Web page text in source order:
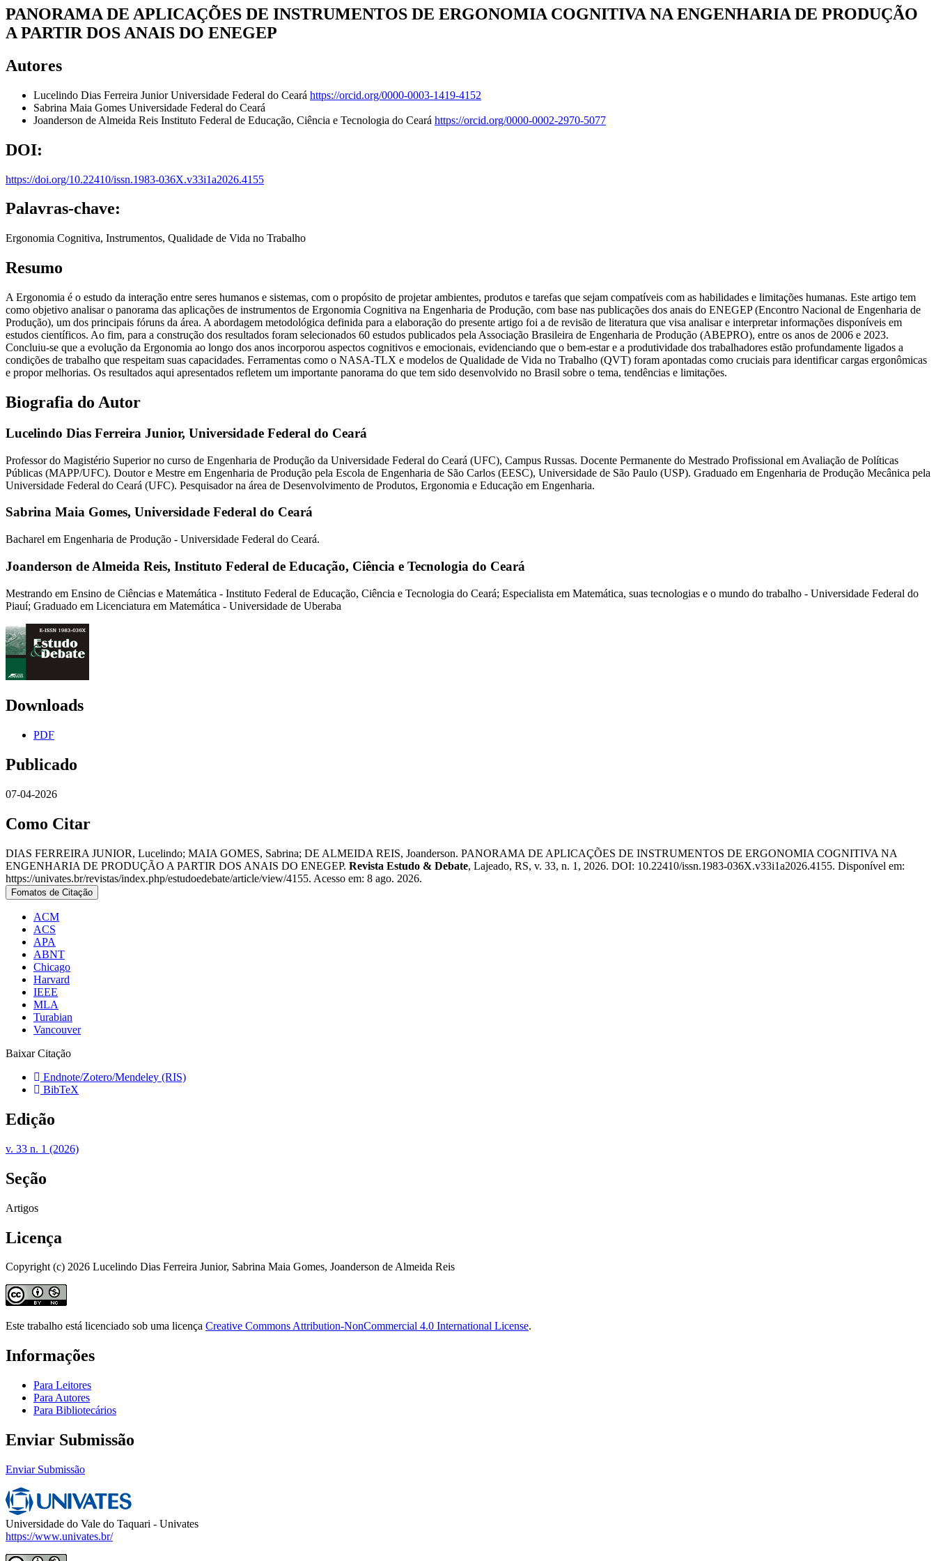
PANORAMA DE APLICAÇÕES DE INSTRUMENTOS DE ERGONOMIA COGNITIVA NA ENGENHARIA DE PRODUÇÃO
A PARTIR DOS ANAIS DO ENEGEP
Autores
Lucelindo Dias Ferreira JuniorUniversidade Federal do Ceará https://orcid.org/0000-0003-1419-4152
Sabrina Maia Gomes Universidade Federal do Ceará
Joanderson de Almeida Reis Instituto Federal de Educação, Ciência e Tecnologia do Ceará https://orcid.org/0000-0002-2970-5077
DOI:
https://doi.org/10.22410/issn.1983-036X.v33i1a2026.4155
Palavras-chave:
Ergonomia Cognitiva, Instrumentos, Qualidade de Vida no Trabalho
Resumo
A Ergonomia é o estudo da interação entre seres humanos e sistemas, com o propósito de projetar ambientes, produtos e tarefas que sejam compatíveis com as habilidades e limitações humanas. Este artigo tem
como objetivo analisar o panorama das aplicações de instrumentos de Ergonomia Cognitiva na Engenharia de Produção, com base nas publicações dos anais do ENEGEP (Encontro Nacional de Engenharia de
Produção), um dos principais fóruns da área. A abordagem metodológica definida para a elaboração do presente artigo foi a de revisão de literatura que visa analisar e interpretar informações disponíveis em
estudos científicos. Ao fim, para a construção dos resultados foram selecionados 60 estudos publicados pela Associação Brasileira de Engenharia de Produção (ABEPRO), entre os anos de 2006 e 2023.
Concluiu-se que a evolução da Ergonomia ao longo dos anos incorporou aspectos cognitivos e emocionais, evidenciando que o bem-estar e a produtividade dos trabalhadores estão profundamente ligados a
condições de trabalho que respeitam suas capacidades. Ferramentas como o NASA-TLX e modelos de Qualidade de Vida no Trabalho (QVT) foram apontadas como cruciais para identificar cargas ergonômicas
e propor melhorias. Os resultados aqui apresentados refletem um importante panorama do que tem sido desenvolvido no Brasil sobre o tema, tendências e limitações.
Biografia do Autor
Lucelindo Dias Ferreira Junior, Universidade Federal do Ceará
Professor do Magistério Superior no curso de Engenharia de Produção da Universidade Federal do Ceará (UFC), Campus Russas. Docente Permanente do Mestrado Profissional em Avaliação de Políticas
Públicas (MAPP/UFC). Doutor e Mestre em Engenharia de Produção pela Escola de Engenharia de São Carlos (EESC), Universidade de São Paulo (USP). Graduado em Engenharia de Produção Mecânica pela
Universidade Federal do Ceará (UFC). Pesquisador na área de Desenvolvimento de Produtos, Ergonomia e Educação em Engenharia.
Sabrina Maia Gomes, Universidade Federal do Ceará
Bacharel em Engenharia de Produção - Universidade Federal do Ceará.
Joanderson de Almeida Reis, Instituto Federal de Educação, Ciência e Tecnologia do Ceará
Mestrando em Ensino de Ciências e Matemática - Instituto Federal de Educação, Ciência e Tecnologia do Ceará; Especialista em Matemática, suas tecnologias e o mundo do trabalho - Universidade Federal do
Piauí; Graduado em Licenciatura em Matemática - Universidade de Uberaba
Downloads
PDF
Publicado
07-04-2026
Como Citar
DIAS FERREIRA JUNIOR, Lucelindo; MAIA GOMES, Sabrina; DE ALMEIDA REIS, Joanderson. PANORAMA DE APLICAÇÕES DE INSTRUMENTOS DE ERGONOMIA COGNITIVA NA
ENGENHARIA DE PRODUÇÃO A PARTIR DOS ANAIS DO ENEGEP. Revista Estudo & Debate, Lajeado, RS, v. 33, n. 1, 2026. DOI: 10.22410/issn.1983-036X.v33i1a2026.4155. Disponível em:
https://univates.br/revistas/index.php/estudoedebate/article/view/4155. Acesso em: 8 ago. 2026.
Fomatos de Citação
ACM
ACS
APA
ABNT
Chicago
Harvard
IEEE
MLA
Turabian
Vancouver
Baixar Citação
Endnote/Zotero/Mendeley (RIS)
BibTeX
Edição
v. 33 n. 1 (2026)
Seção
Artigos
Licença
Copyright (c) 2026 Lucelindo Dias Ferreira Junior, Sabrina Maia Gomes, Joanderson de Almeida Reis
Este trabalho está licenciado sob uma licença Creative Commons Attribution-NonCommercial 4.0 International License.
Informações
Para Leitores
Para Autores
Para Bibliotecários
Enviar Submissão
Enviar Submissão
Universidade do Vale do Taquari - Univates
https://www.univates.br/